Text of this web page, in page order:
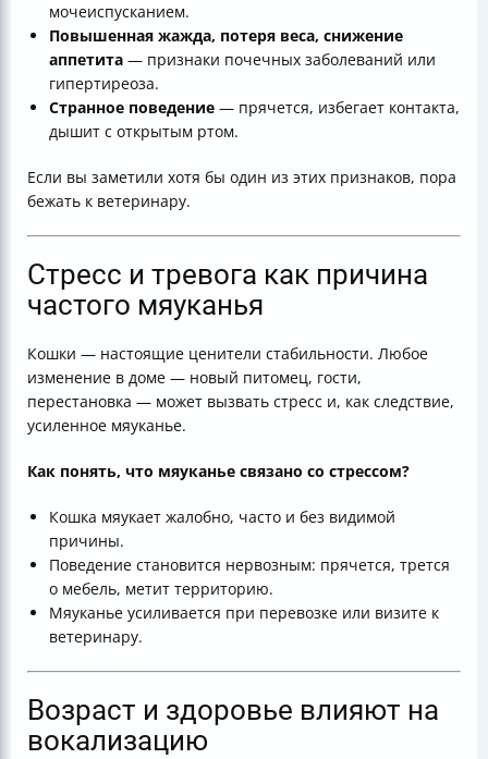
мочеиспусканием.
Повышенная жажда, потеря веса, снижение
аппетита — признаки почечных заболеваний или
гипертиреоза.
Странное поведение — прячется, избегает контакта,
дышит с открытым ртом.
Если вы заметили хотя бы один из этих признаков, пора
бежать к ветеринару.
Стресс и тревога как причина
частого мяуканья
Кошки — настоящие ценители стабильности. Любое
изменение в доме — новый питомец, гости,
перестановка — может вызвать стресс и, как следствие,
усиленное мяуканье.
Как понять, что мяуканье связано со стрессом?
Кошка мяукает жалобно, часто и без видимой
причины.
Поведение становится нервозным: прячется, трется
о мебель, метит территорию.
Мяуканье усиливается при перевозке или визите к
ветеринару.
Возраст и здоровье влияют на
вокализацию